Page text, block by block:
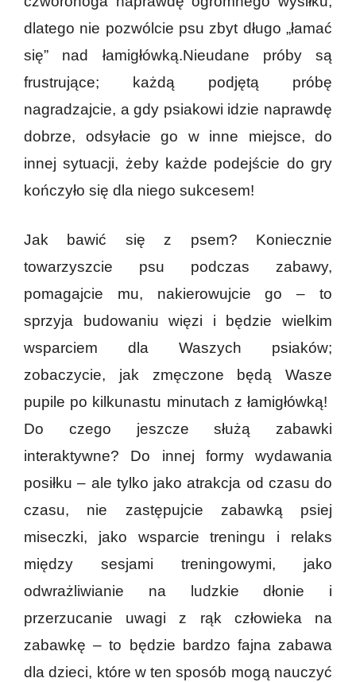
dlatego nie pozwólcie psu zbyt długo „łamać
się” nad łamigłówką.Nieudane próby są
frustrujące; każdą podjętą próbę
nagradzajcie, a gdy psiakowi idzie naprawdę
dobrze, odsyłacie go w inne miejsce, do
innej sytuacji, żeby każde podejście do gry
kończyło się dla niego sukcesem!
Jak bawić się z psem? Koniecznie
towarzyszcie psu podczas zabawy,
pomagajcie mu, nakierowujcie go – to
sprzyja budowaniu więzi i będzie wielkim
wsparciem dla Waszych psiaków;
zobaczycie, jak zmęczone będą Wasze
pupile po kilkunastu minutach z łamigłówką!
Do czego jeszcze służą zabawki
interaktywne? Do innej formy wydawania
posiłku – ale tylko jako atrakcja od czasu do
czasu, nie zastępujcie zabawką psiej
miseczki, jako wsparcie treningu i relaks
między sesjami treningowymi, jako
odwrażliwianie na ludzkie dłonie i
przerzucanie uwagi z rąk człowieka na
zabawkę – to będzie bardzo fajna zabawa
dla dzieci, które w ten sposób mogą nauczyć